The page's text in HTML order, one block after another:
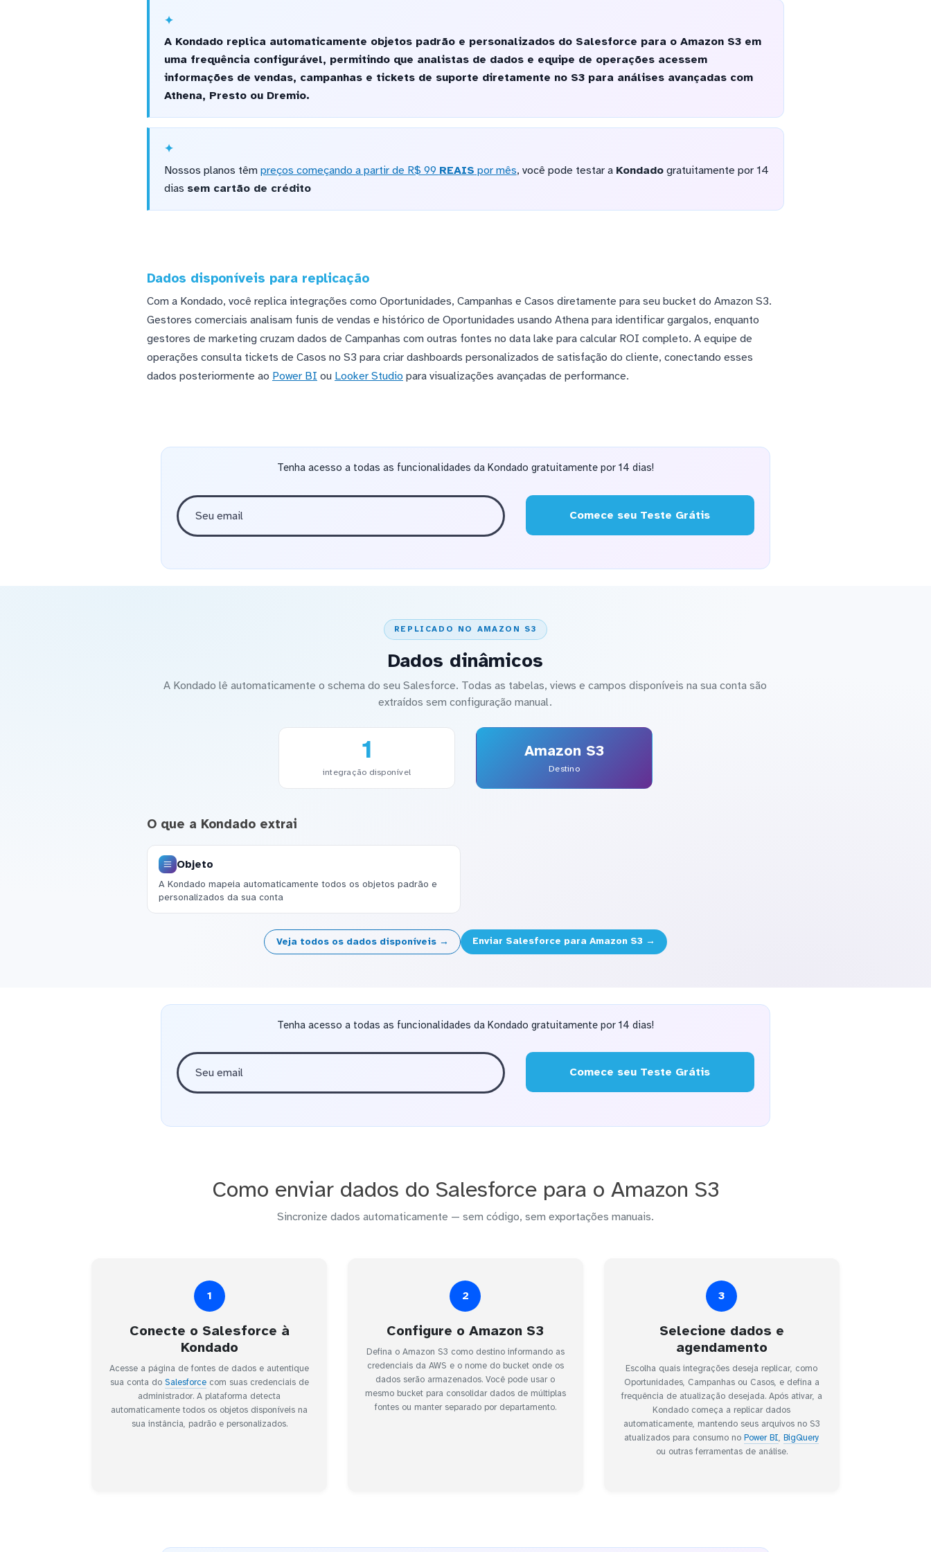
A Kondado replica automaticamente objetos padrão e personalizados do Salesforce para o Amazon S3 em
uma frequência configurável, permitindo que analistas de dados e equipe de operações acessem
informações de vendas, campanhas e tickets de suporte diretamente no S3 para análises avançadas com
Athena, Presto ou Dremio.
Nossos planos têm preços começando a partir de R$ 99 REAIS por mês, você pode testar a Kondadogratuitamente por 14
dias sem cartão de crédito
Dados disponíveis para replicação
Com a Kondado, você replica integrações como Oportunidades, Campanhas e Casos diretamente para seu bucket do Amazon S3.
Gestores comerciais analisam funis de vendas e histórico de Oportunidades usando Athena para identificar gargalos, enquanto
gestores de marketing cruzam dados de Campanhas com outras fontes no data lake para calcular ROI completo. A equipe de
operações consulta tickets de Casos no S3 para criar dashboards personalizados de satisfação do cliente, conectando esses
dados posteriormente ao Power BI ou Looker Studio para visualizações avançadas de performance.
Tenha acesso a todas as funcionalidades da Kondado gratuitamente por 14 dias!
Comece seu Teste Grátis
REPLICADO NO AMAZON S3
Dados dinâmicos
A Kondado lê automaticamente o schema do seu Salesforce. Todas as tabelas, views e campos disponíveis na sua conta são
extraídos sem configuração manual.
1
integração disponível
Amazon S3
Destino
O que a Kondado extrai
Objeto
A Kondado mapeia automaticamente todos os objetos padrão e
personalizados da sua conta
Veja todos os dados disponíveis → Enviar Salesforce para Amazon S3 →
Tenha acesso a todas as funcionalidades da Kondado gratuitamente por 14 dias!
Comece seu Teste Grátis
Como enviar dados do Salesforce para o Amazon S3
Sincronize dados automaticamente — sem código, sem exportações manuais.
1
Conecte o Salesforce à
Kondado
Acesse a página de fontes de dados e autentique
sua conta do Salesforcecom suas credenciais de
administrador. A plataforma detecta
automaticamente todos os objetos disponíveis na
sua instância, padrão e personalizados.
2
Configure o Amazon S3
Defina o Amazon S3 como destino informando as
credenciais da AWS e o nome do bucket onde os
dados serão armazenados. Você pode usar o
mesmo bucket para consolidar dados de múltiplas
fontes ou manter separado por departamento.
3
Selecione dados e
agendamento
Escolha quais integrações deseja replicar, como
Oportunidades, Campanhas ou Casos, e defina a
frequência de atualização desejada. Após ativar, a
Kondado começa a replicar dados
automaticamente, mantendo seus arquivos no S3
atualizados para consumo noPower BI,BigQuery
ou outras ferramentas de análise.